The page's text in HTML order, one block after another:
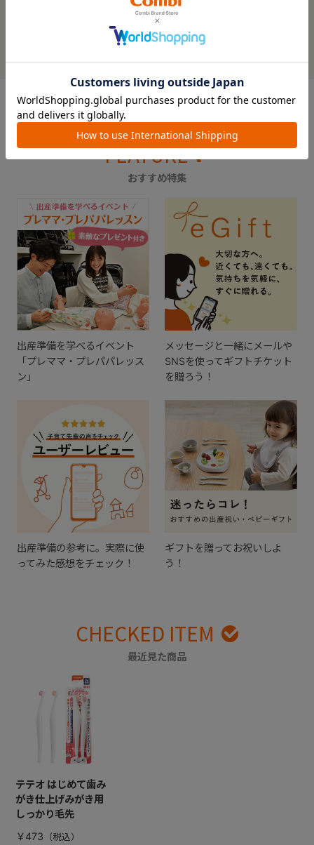
※レビューを書くにはログイン
この商品の全てのレビューを見る＞
FEATURE
おすすめ特集
出産準備を学べるイベント
「プレママ・プレパパレッス
ン」
メッセージと一緒にメールや
SNSを使ってギフトチケット
を贈ろう！
出産準備の参考に。実際に使
ってみた感想をチェック！
ギフトを贈ってお祝いしよ
う！
CHECKED ITEM
最近見た商品
テテオ はじめて歯み
がき仕上げみがき用
しっかり毛先
￥473